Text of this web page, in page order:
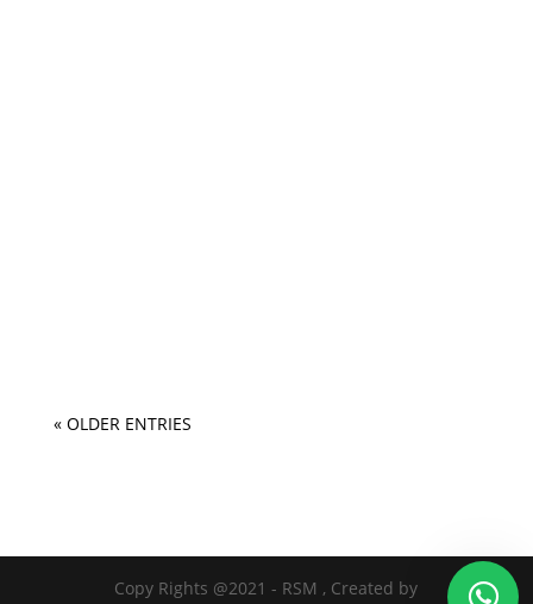
« OLDER ENTRIES
Copy Rights @2021 - RSM , Created by